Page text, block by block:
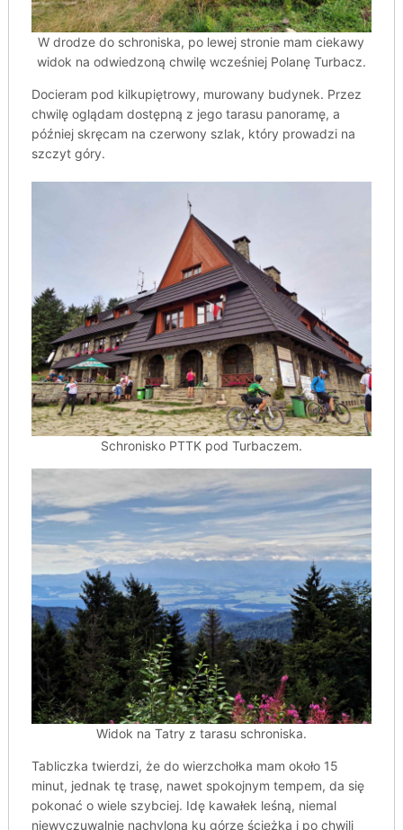
W drodze do schroniska, po lewej stronie mam ciekawy
widok na odwiedzoną chwilę wcześniej Polanę Turbacz.
Docieram pod kilkupiętrowy, murowany budynek. Przez
chwilę oglądam dostępną z jego tarasu panoramę, a
później skręcam na czerwony szlak, który prowadzi na
szczyt góry.
Schronisko PTTK pod Turbaczem.
Widok na Tatry z tarasu schroniska.
Tabliczka twierdzi, że do wierzchołka mam około 15
minut, jednak tę trasę, nawet spokojnym tempem, da się
pokonać o wiele szybciej. Idę kawałek leśną, niemal
niewyczuwalnie nachyloną ku górze ścieżką i po chwili